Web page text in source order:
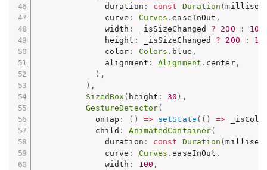
              duration
: const Duration (
              curve
: Curves .easeInOut ,
              width
: _isSizeChanged ? 200 : 100
              height
: _isSizeChanged ? 200 :
              color
: Colors . blue ,
              alignment
: Alignment . center,
) ,
) ,
SizedBox ( height : 30 ) ,
GestureDetector(
            onTap
: ( ) => setState ( ( ) =>
            child
: AnimatedContainer(
              duration
: const Duration (
              curve
: Curves .easeInOut ,
              width
: 100 ,